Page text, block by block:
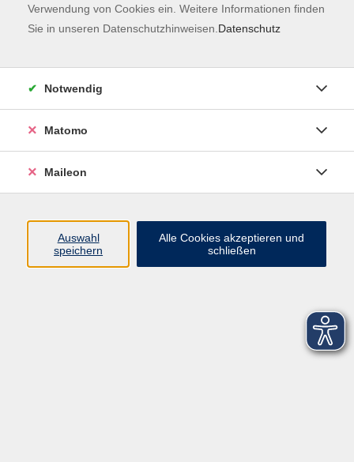
AGB
Datenschutzerklärung
Verwendung von Cookies ein. Weitere Informationen finden
Sie in unseren Datenschutzhinweisen. Datenschutz
Notwendig
Matomo
Maileon
Auswahl
speichern
Alle Cookies akzeptieren und
schließen